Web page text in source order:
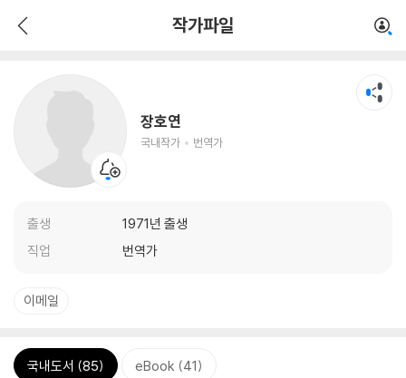
작가파일
장호연
국내작가 번역가
출생
1971년 출생
직업
번역가
이메일
국내도서 (85) eBook (41)